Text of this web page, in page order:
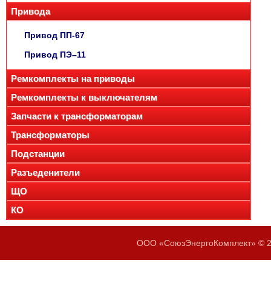
Привода
Привод ПП-67
Привод ПЭ–11
Ремкомплекты на приводы
Ремкомплекты к выключателям
Запчасти к трансформаторам
Трансформаторы
Подстанции
Разъеденители
ЩО
КО
ООО «СоюзЭнергоКомплект» ©